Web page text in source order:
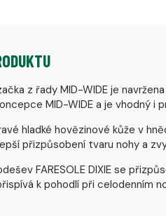
z řady MID-WIDE je
MID-WIDE a je vhodný i
hladké hovězinové kůže v
přizpůsobení tvaru nohy a
FARESOLE DIXIE se
k pohodlí při celodenním